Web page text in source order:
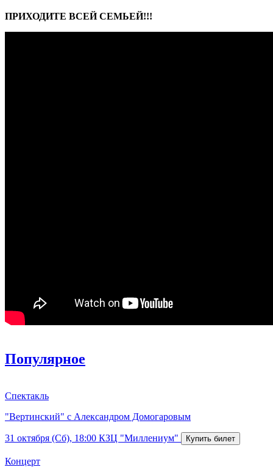
ПРИХОДИТЕ ВСЕЙ СЕМЬЕЙ!!!
Популярное
Спектакль
"Вертинский" с Александром Домогаровым
31 октября (Сб), 18:00 КЗЦ "Миллениум"
Концерт